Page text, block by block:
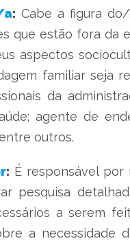
a: Cabe a figura
que estão fora da
aspectos
familiar seja
da
agente de
outros.
: É responsável por
pesquisa
a serem
a necessidade